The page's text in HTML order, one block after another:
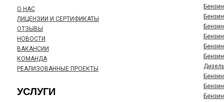
О НАС
ЛИЦЕНЗИИ И СЕРТИФИКАТЫ
ОТЗЫВЫ
НОВОСТИ
ВАКАНСИИ
КОМАНДА
РЕАЛИЗОВАННЫЕ ПРОЕКТЫ
УСЛУГИ